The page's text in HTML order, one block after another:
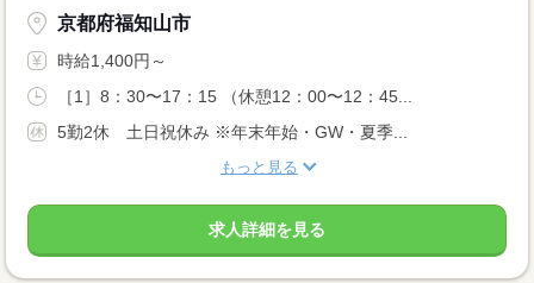
京都府福知山市
時給1,400円～
［1］8：30〜17：15 （休憩12：00〜12：45...
5勤2休 土日祝休み ※年末年始・GW・夏季...
もっと見る
求人詳細を見る